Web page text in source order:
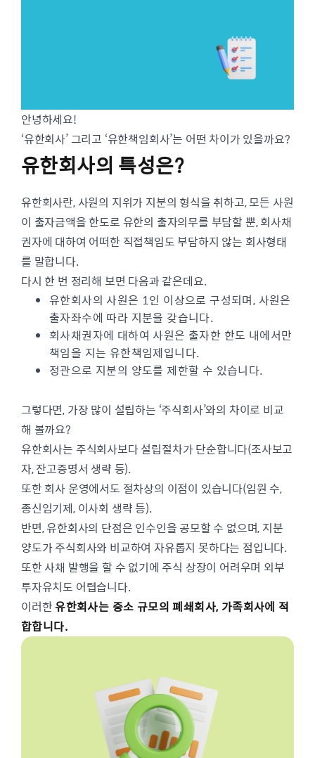
안녕하세요!
‘유한회사’ 그리고 ‘유한책임회사’는 어떤 차이가 있을까요?
유한회사의 특성은?
유한회사란, 사원의 지위가 지분의 형식을 취하고, 모든 사원
이 출자금액을 한도로 유한의 출자의무를 부담할 뿐, 회사채
권자에 대하여 어떠한 직접책임도 부담하지 않는 회사형태
를 말합니다.
다시 한 번 정리해 보면 다음과 같은데요.
유한회사의 사원은 1인 이상으로 구성되며, 사원은
출자좌수에 따라 지분을 갖습니다.
회사채권자에 대하여 사원은 출자한 한도 내에서만
책임을 지는 유한책임제입니다.
정관으로 지분의 양도를 제한할 수 있습니다.
그렇다면, 가장 많이 설립하는 ‘주식회사’와의 차이로 비교
해 볼까요?
유한회사는 주식회사보다 설립절차가 단순합니다(조사보고
자, 잔고증명서 생략 등).
또한 회사 운영에서도 절차상의 이점이 있습니다(임원 수,
종신임기제, 이사회 생략 등).
반면, 유한회사의 단점은 인수인을 공모할 수 없으며, 지분
양도가 주식회사와 비교하여 자유롭지 못하다는 점입니다.
또한 사채 발행을 할 수 없기에 주식 상장이 어려우며 외부
투자유치도 어렵습니다.
이러한유한회사는 중소 규모의 폐쇄회사, 가족회사에 적
합합니다.